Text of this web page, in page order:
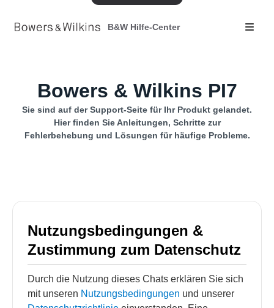
B&W Hilfe-Center
Bowers & Wilkins PI7
Sie sind auf der Support-Seite für Ihr Produkt gelandet.
Hier finden Sie Anleitungen, Schritte zur
Fehlerbehebung und Lösungen für häufige Probleme.
Nutzungsbedingungen &
Zustimmung zum Datenschutz
Durch die Nutzung dieses Chats erklären Sie sich
mit unseren Nutzungsbedingungen und unserer